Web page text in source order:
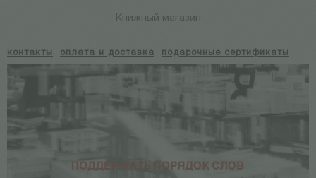
Книжный магазин
контакты оплата и доставка подарочные сертификаты